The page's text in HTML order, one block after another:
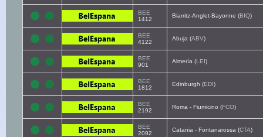
BEE
1412
Biarritz-Anglet-Bayonne (BIQ)
BEE
4122
Abuja (ABV)
BEE
901
Almería (LEI)
BEE
1812
Edinburgh (EDI)
BEE
2192
Roma - Fiumicino (FCO)
BEE
2092
Catania - Fontanarossa (CTA)